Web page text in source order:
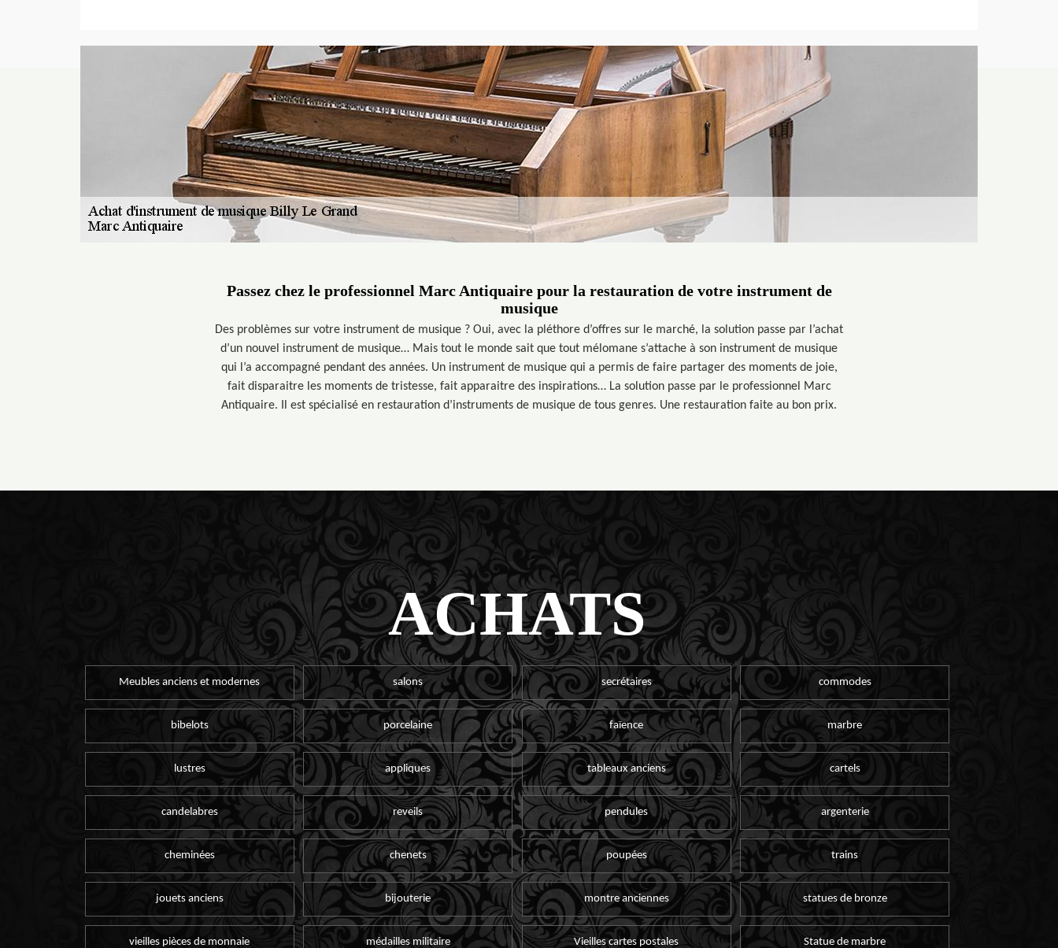
Passez chez le professionnel Marc Antiquaire pour la restauration de votre instrument de
musique
Des problèmes sur votre instrument de musique ? Oui, avec la pléthore d’offres sur le marché, la solution passe par l’achat
d’un nouvel instrument de musique… Mais tout le monde sait que tout mélomane s’attache à son instrument de musique
qui l’a accompagné pendant des années. Un instrument de musique qui a permis de faire partager des moments de joie,
fait disparaitre les moments de tristesse, fait apparaitre des inspirations… La solution passe par le professionnel Marc
Antiquaire. Il est spécialisé en restauration d’instruments de musique de tous genres. Une restauration faite au bon prix.
ACHATS
Meubles anciens et modernes salons secrétaires commodes
bibelots porcelaine faïence marbre
lustres appliques tableaux anciens cartels
candelabres reveils pendules argenterie
cheminées chenets poupées trains
jouets anciens bijouterie montre anciennes statues de bronze
vieilles pièces de monnaie médailles militaire Vieilles cartes postales Statue de marbre